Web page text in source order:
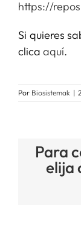
https://
Si quieres
clica aquí.
Por Biosistemak |
Para
elija